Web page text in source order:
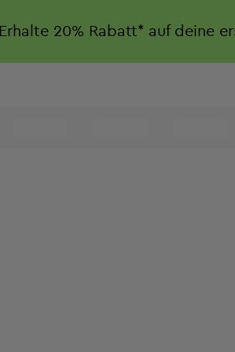
Erhalte 20% Rabatt* auf deine